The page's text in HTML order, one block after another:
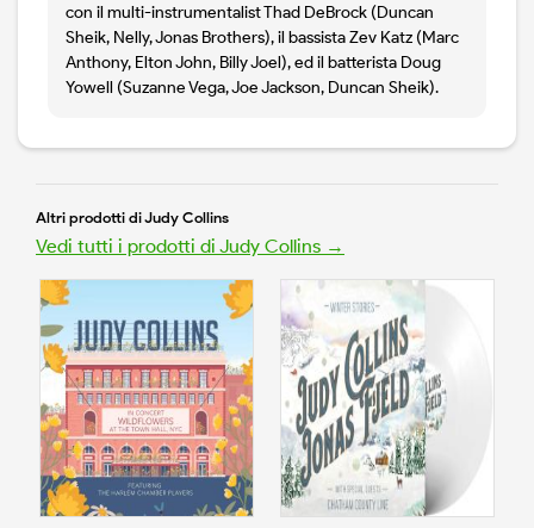
con il multi-instrumentalist Thad DeBrock (Duncan
Sheik, Nelly, Jonas Brothers), il bassista Zev Katz (Marc
Anthony, Elton John, Billy Joel), ed il batterista Doug
Yowell (Suzanne Vega, Joe Jackson, Duncan Sheik).
Altri prodotti di Judy Collins
Vedi tutti i prodotti di Judy Collins →